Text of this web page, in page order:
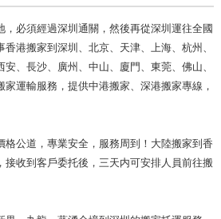
，必須經過深圳通關，然後再從深圳運往全國
香港搬家到 深圳、 北京、天津、上海、杭州、
、長沙、廣州、 中山、 廈門、東莞、佛山、
運輸服務，提供中港搬家、深港搬家專線，
格公道，專業安全，服務周到！大陸搬家到香
接收到客戶委托後，三天内可安排人員前往搬